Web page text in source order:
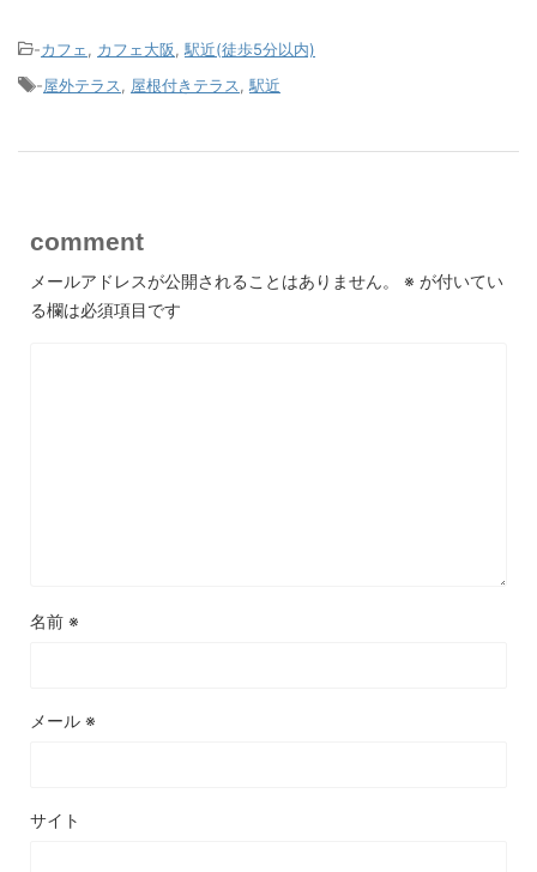
-カフェ, カフェ大阪,駅近(徒歩5分以内)
-屋外テラス, 屋根付きテラス,駅近
comment
メールアドレスが公開されることはありません。 ※ が付いてい
る欄は必須項目です
名前 ※
メール ※
サイト